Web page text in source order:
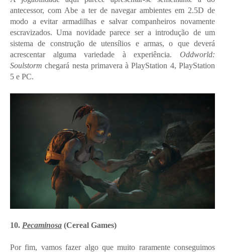
antecessor, com Abe a ter de navegar ambientes em 2.5D de
modo a evitar armadilhas e salvar companheiros novamente
escravizados. Uma novidade parece ser a introdução de um
sistema de construção de utensílios e armas, o que deverá
acrescentar alguma variedade à experiência. Oddworld:
Soulstorm chegará nesta primavera à PlayStation 4, PlayStation
5 e PC.
10. Pecaminosa (Cereal Games)
Por fim, vamos fazer algo que muito raramente conseguimos